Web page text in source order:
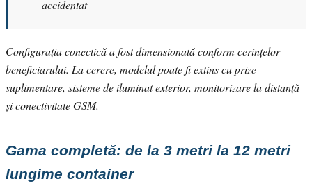
accidentat
Configurația conectică a fost dimensionată conform cerințelor
beneficiarului. La cerere, modelul poate fi extins cu prize
suplimentare, sisteme de iluminat exterior, monitorizare la distanță
și conectivitate GSM.
Gama completă: de la 3 metri la 12 metri
lungime container